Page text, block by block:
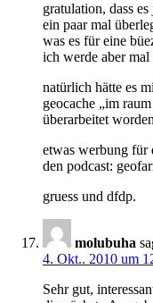
gratulation, dass
ein paar mal
was es für eine
ich werde aber mal
natürlich hätte es
geocache „im
überarbeitet
etwas werbung für
den podcast:
gruess und dfdp.
molubuha
4. Okt.. 2010 um
Sehr gut,